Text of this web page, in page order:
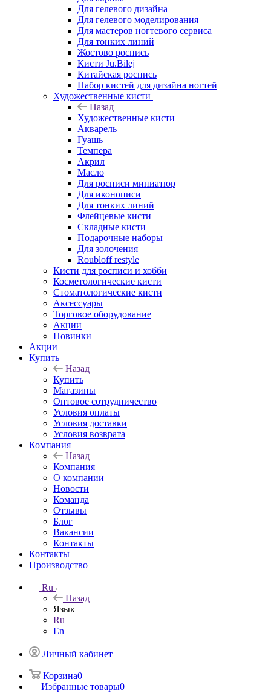
Для гелевого дизайна
Для гелевого моделирования
Для мастеров ногтевого сервиса
Для тонких линий
Жостово роспись
Кисти Ju.Bilej
Китайская роспись
Набор кистей для дизайна ногтей
Художественные кисти
Назад
Художественные кисти
Акварель
Гуашь
Темпера
Акрил
Масло
Для росписи миниатюр
Для иконописи
Для тонких линий
Флейцевые кисти
Складные кисти
Подарочные наборы
Для золочения
Roubloff restyle
Кисти для росписи и хобби
Косметологические кисти
Стоматологические кисти
Аксессуары
Торговое оборудование
Акции
Новинки
Акции
Купить
Назад
Купить
Магазины
Оптовое сотрудничество
Условия оплаты
Условия доставки
Условия возврата
Компания
Назад
Компания
О компании
Новости
Команда
Отзывы
Блог
Вакансии
Контакты
Контакты
Производство
Ru
Назад
Язык
Ru
En
Личный кабинет
Корзина0
Избранные товары0